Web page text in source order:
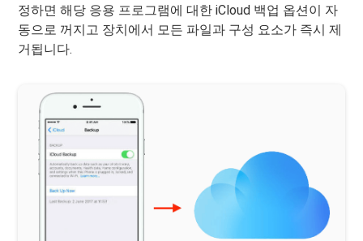
정하면 해당 응용 프로그램에 대한 iCloud 백업 옵션이 자
동으로 꺼지고 장치에서 모든 파일과 구성 요소가 즉시 제
거됩니다.